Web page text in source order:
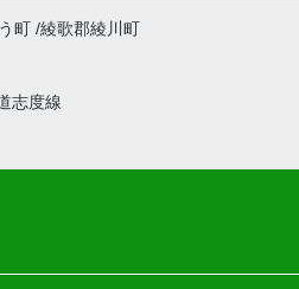
町 綾歌郡綾川町
志度線